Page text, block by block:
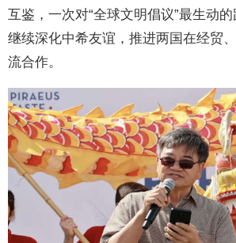
互鉴，一次对“全球文明倡议”最生动
继续深化中希友谊，推进两国在经贸
流合作。